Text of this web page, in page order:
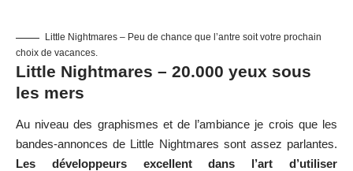
Little Nightmares – Peu de chance que l’antre soit votre prochain
choix de vacances.
Little Nightmares – 20.000 yeux sous
les mers
Au niveau des graphismes et de l’ambiance je crois que les
bandes-annonces de Little Nightmares sont assez parlantes.
Les développeurs excellent dans l’art d’utiliser